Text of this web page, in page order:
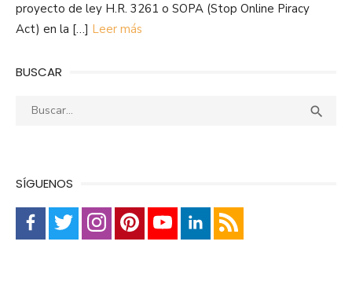
proyecto de ley H.R. 3261 o SOPA (Stop Online Piracy
Act) en la […] Leer más
BUSCAR
Buscar: 
SÍGUENOS